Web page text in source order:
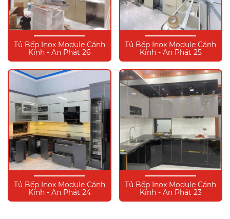
Tủ Bếp Inox Module Cánh
Kính - An Phát 26
Tủ Bếp Inox Module Cánh
Kính - An Phát 25
Tủ Bếp Inox Module Cánh
Kính - An Phát 24
Tủ Bếp Inox Module Cánh
Kính - An Phát 23